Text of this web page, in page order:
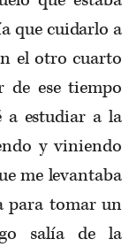
que cuidarlo a
el otro cuarto
de ese tiempo
a estudiar a la
y viniendo
me levantaba
para tomar un
salía de la